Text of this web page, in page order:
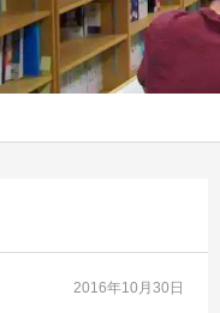
2016年10月30日